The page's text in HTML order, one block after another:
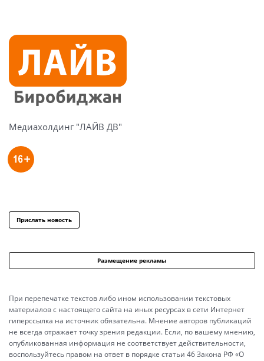
Медиахолдинг "ЛАЙВ ДВ"
Прислать новость
Размещение рекламы
При перепечатке текстов либо ином использовании текстовых
материалов с настоящего сайта на иных ресурсах в сети Интернет
гиперссылка на источник обязательна. Мнение авторов публикаций
не всегда отражает точку зрения редакции. Если, по вашему мнению,
опубликованная информация не соответствует действительности,
воспользуйтесь правом на ответ в порядке статьи 46 Закона РФ «О